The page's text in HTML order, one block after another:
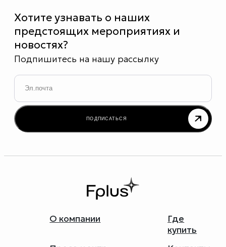
Хотите узнавать о наших
предстоящих мероприятиях и
новостях?
Подпишитесь на нашу рассылку
Email
ПОДПИСАТЬСЯ
О компании
Где
купить